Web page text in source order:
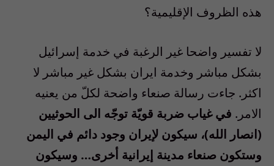
هذه الظروف الإقليمية؟
لا تفسير واضحا غير الرغبة في خدمة إسرائيل
بشكل مباشر وخدمة ايران بشكل غير مباشر لا
اكثر. جاءت رسالة صنعاء واضحة لكلّ من يعنيه
الامر. في غياب ضربة قويّة توجّه الى الحوثيين
(انصار الله)، سيكون لإيران وجود دائم في اليمن
وستكون صنعاء مدينة إيرانية أخرى… وسيكون